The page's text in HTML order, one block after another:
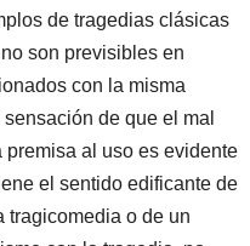
de tragedias clásicas
son previsibles en
con la misma
de que el mal
al uso es evidente
el sentido edificante de
tragicomedia o de un